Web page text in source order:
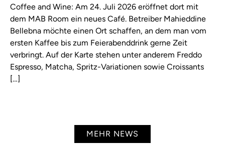
Coffee and Wine: Am 24. Juli 2026 eröffnet dort mit
dem MAB Room ein neues Café. Betreiber Mahieddine
Bellebna möchte einen Ort schaffen, an dem man vom
ersten Kaffee bis zum Feierabenddrink gerne Zeit
verbringt. Auf der Karte stehen unter anderem Freddo
Espresso, Matcha, Spritz-Variationen sowie Croissants
[…]
MEHR NEWS